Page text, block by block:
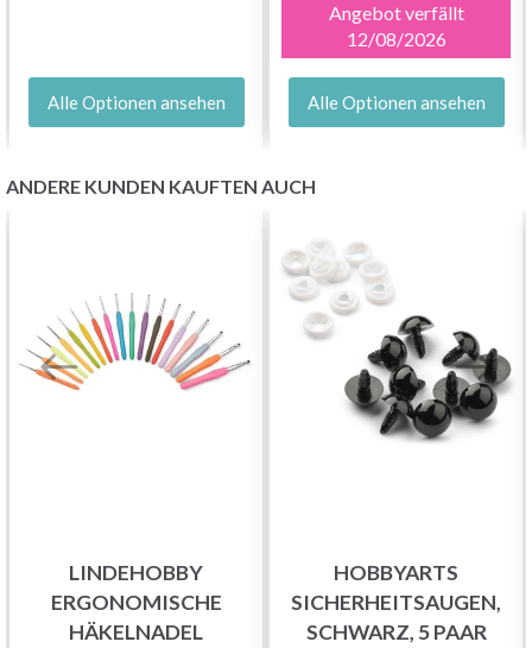
Alle Optionen ansehen
Angebot verfällt
12/08/2026
Alle Optionen ansehen
ANDERE KUNDEN KAUFTEN AUCH
LINDEHOBBY
ERGONOMISCHE
HÄKELNADEL
HOBBYARTS
SICHERHEITSAUGEN,
SCHWARZ, 5 PAAR